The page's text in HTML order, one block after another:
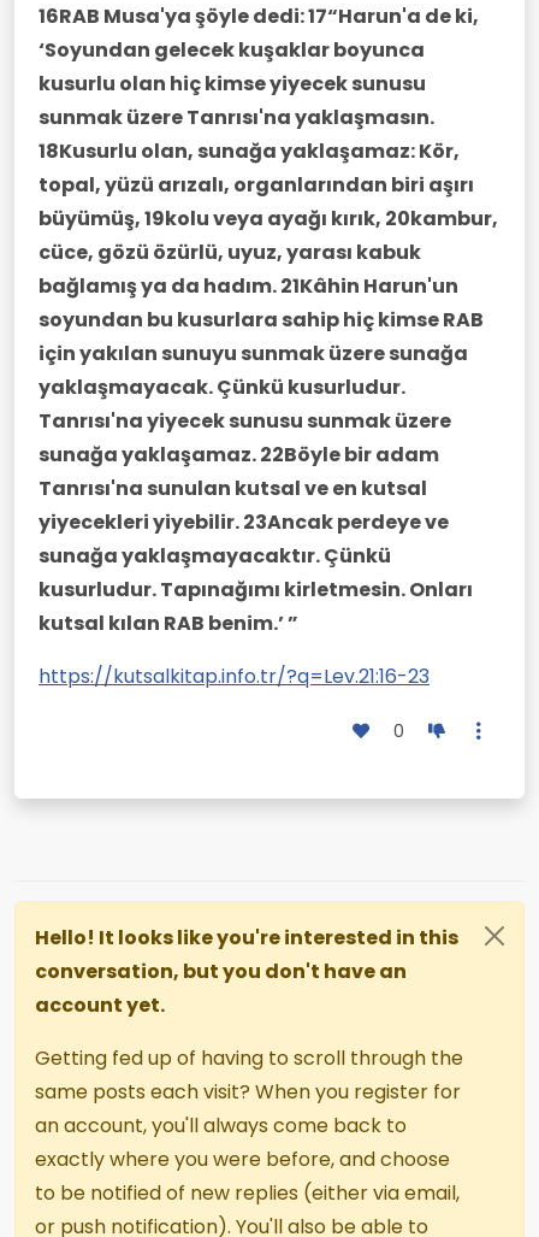
16RAB Musa'ya şöyle dedi: 17“Harun'a de ki,
‘Soyundan gelecek kuşaklar boyunca
kusurlu olan hiç kimse yiyecek sunusu
sunmak üzere Tanrısı'na yaklaşmasın.
18Kusurlu olan, sunağa yaklaşamaz: Kör,
topal, yüzü arızalı, organlarından biri aşırı
büyümüş, 19kolu veya ayağı kırık, 20kambur,
cüce, gözü özürlü, uyuz, yarası kabuk
bağlamış ya da hadım. 21Kâhin Harun'un
soyundan bu kusurlara sahip hiç kimse RAB
için yakılan sunuyu sunmak üzere sunağa
yaklaşmayacak. Çünkü kusurludur.
Tanrısı'na yiyecek sunusu sunmak üzere
sunağa yaklaşamaz. 22Böyle bir adam
Tanrısı'na sunulan kutsal ve en kutsal
yiyecekleri yiyebilir. 23Ancak perdeye ve
sunağa yaklaşmayacaktır. Çünkü
kusurludur. Tapınağımı kirletmesin. Onları
kutsal kılan RAB benim.’ ”
https://kutsalkitap.info.tr/?q=Lev.21:16-23
0
Hello! It looks like you're interested in this
conversation, but you don't have an
account yet.
Getting fed up of having to scroll through the
same posts each visit? When you register for
an account, you'll always come back to
exactly where you were before, and choose
to be notified of new replies (either via email,
or push notification). You'll also be able to